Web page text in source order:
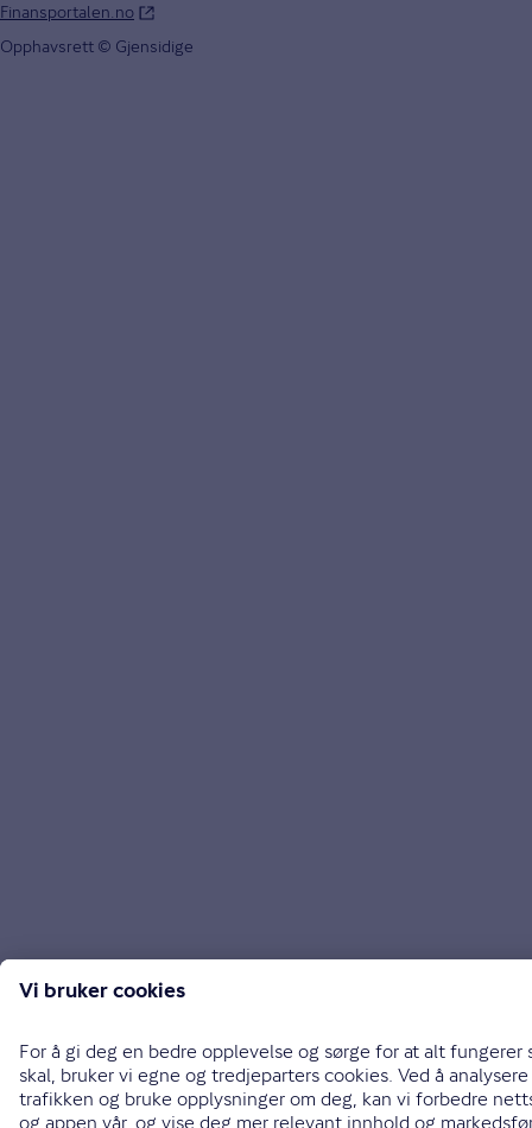
Finansportalen.no
Opphavsrett © Gjensidige